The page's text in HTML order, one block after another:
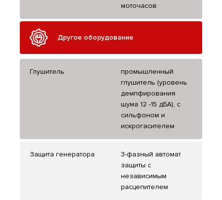
моточасов
Другое оборудование
Глушитель
промышленный
глушитель (уровень
демпфирования
шума 12 -15 дБА), с
сильфоном и
искрогасителем
Защита генератора
3-фазный автомат
защиты с
независимым
расцепителем